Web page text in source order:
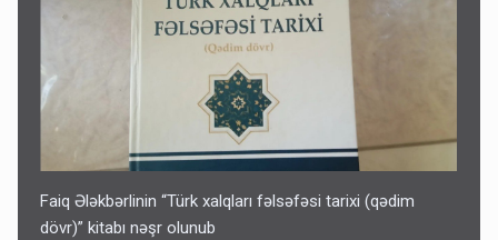
Faiq Ələkbərlinin “Türk xalqları fəlsəfəsi tarixi (qədim
dövr)” kitabı nəşr olunub